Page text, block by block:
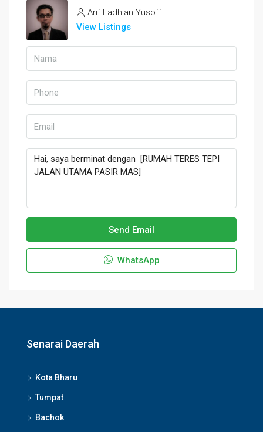
Arif Fadhlan Yusoff
View Listings
Send Email
WhatsApp
Senarai Daerah
Kota Bharu
Tumpat
Bachok